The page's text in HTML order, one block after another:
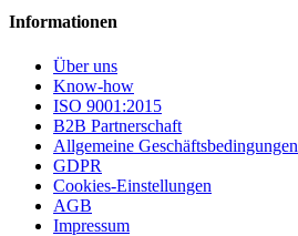
Informationen
Über uns
Know-how
ISO 9001:2015
B2B Partnerschaft
Allgemeine Geschäftsbedingungen
GDPR
Cookies-Einstellungen
AGB
Impressum